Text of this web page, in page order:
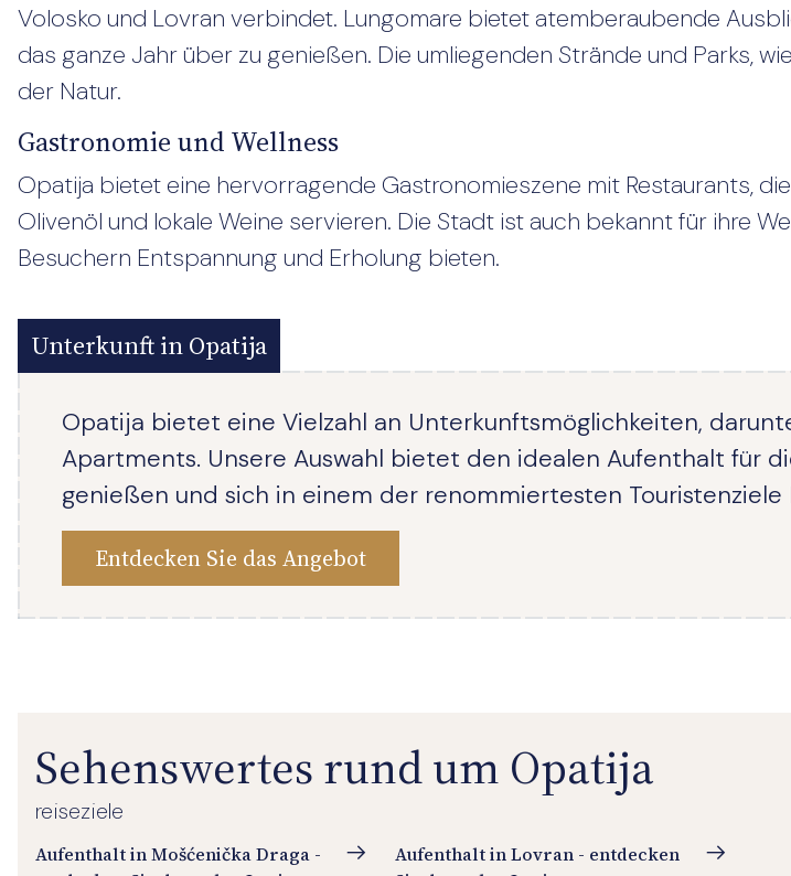
Volosko und Lovran verbindet. Lungomare bietet atemberaubende
das ganze Jahr über zu genießen. Die umliegenden Strände und Parks,
der Natur.
Gastronomie und Wellness
Opatija bietet eine hervorragende Gastronomieszene mit Restaurants,
Olivenöl und lokale Weine servieren. Die Stadt ist auch bekannt für ihre
Besuchern Entspannung und Erholung bieten.
Unterkunft in Opatija
Opatija bietet eine Vielzahl an Unterkunftsmöglichkeiten,
Apartments. Unsere Auswahl bietet den idealen Aufenthalt für
genießen und sich in einem der renommiertesten
Entdecken Sie das Angebot
reiseziele
Sehenswertes rund um Opatija
Aufenthalt in Mošćenička Draga -
Aufenthalt in Lovran - entdecken